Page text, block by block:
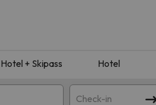
Hotel + Skipass Hotel
Check-in